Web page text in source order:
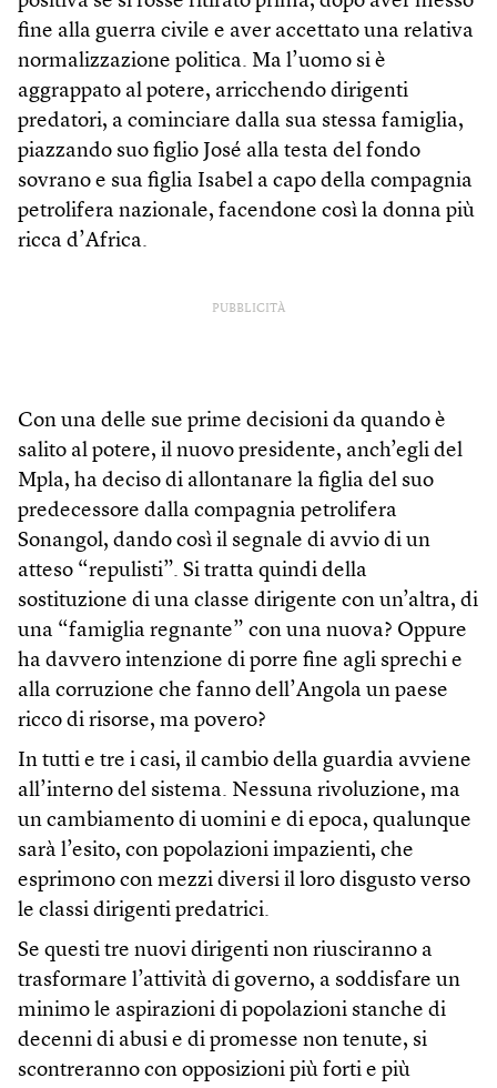
fine alla guerra civile e aver accettato una relativa
normalizzazione politica. Ma l’uomo si è
aggrappato al potere, arricchendo dirigenti
predatori, a cominciare dalla sua stessa famiglia,
piazzando suo figlio José alla testa del fondo
sovrano e sua figlia Isabel a capo della compagnia
petrolifera nazionale, facendone così la donna più
ricca d’Africa.
PUBBLICITÀ
Con una delle sue prime decisioni da quando è
salito al potere, il nuovo presidente, anch’egli del
Mpla, ha deciso di allontanare la figlia del suo
predecessore dalla compagnia petrolifera
Sonangol, dando così il segnale di avvio di un
atteso “repulisti”. Si tratta quindi della
sostituzione di una classe dirigente con un’altra, di
una “famiglia regnante” con una nuova? Oppure
ha davvero intenzione di porre fine agli sprechi e
alla corruzione che fanno dell’Angola un paese
ricco di risorse, ma povero?
In tutti e tre i casi, il cambio della guardia avviene
all’interno del sistema. Nessuna rivoluzione, ma
un cambiamento di uomini e di epoca, qualunque
sarà l’esito, con popolazioni impazienti, che
esprimono con mezzi diversi il loro disgusto verso
le classi dirigenti predatrici.
Se questi tre nuovi dirigenti non riusciranno a
trasformare l’attività di governo, a soddisfare un
minimo le aspirazioni di popolazioni stanche di
decenni di abusi e di promesse non tenute, si
scontreranno con opposizioni più forti e più